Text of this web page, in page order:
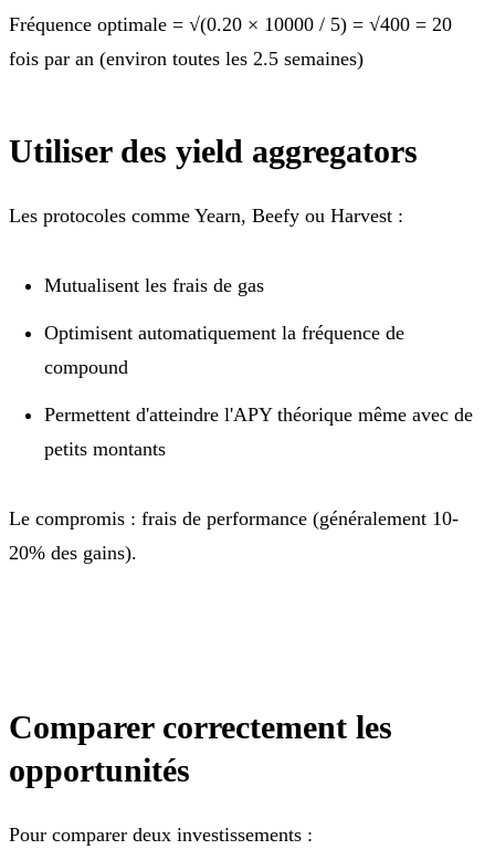
Fréquence optimale = √(0.20 × 10000 / 5) = √400 = 20
fois par an (environ toutes les 2.5 semaines)
Utiliser des yield aggregators
Les protocoles comme Yearn, Beefy ou Harvest :
Mutualisent les frais de gas
Optimisent automatiquement la fréquence de
compound
Permettent d'atteindre l'APY théorique même avec de
petits montants
Le compromis : frais de performance (généralement 10-
20% des gains).
Comparer correctement les
opportunités
Pour comparer deux investissements :